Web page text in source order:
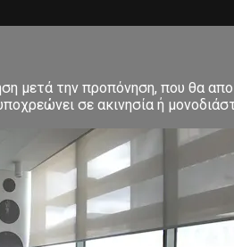
μετά την προπόνηση, που θα
σε ακινησία ή